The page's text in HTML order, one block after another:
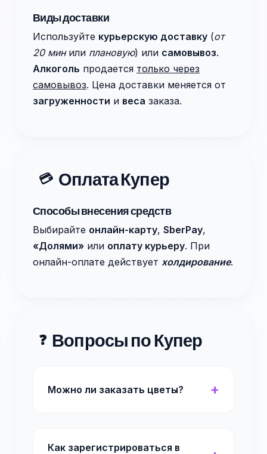
Виды доставки
Используйте курьерскую доставку (от
20 минили плановую) или самовывоз.
Алкоголь продается только через
самовывоз. Цена доставки меняется от
загруженности и веса заказа.
💳 Оплата Купер
Способы внесения средств
Выбирайте онлайн-карту, SberPay,
«Долями» или оплату курьеру. При
онлайн-оплате действует холдирование.
❓ Вопросы по Купер
Можно ли заказать цветы?
Как зарегистрироваться в